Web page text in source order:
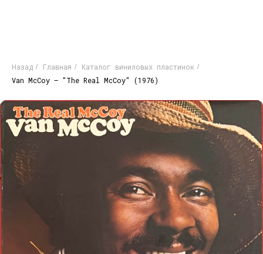
Назад / Главная / Каталог виниловых пластинок /
Van McCoy – "The Real McCoy" (1976)